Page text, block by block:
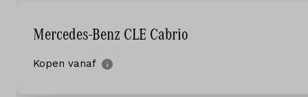
Testrit
Locaties
Mercedes-Benz CLE Cabrio
Kopen vanaf